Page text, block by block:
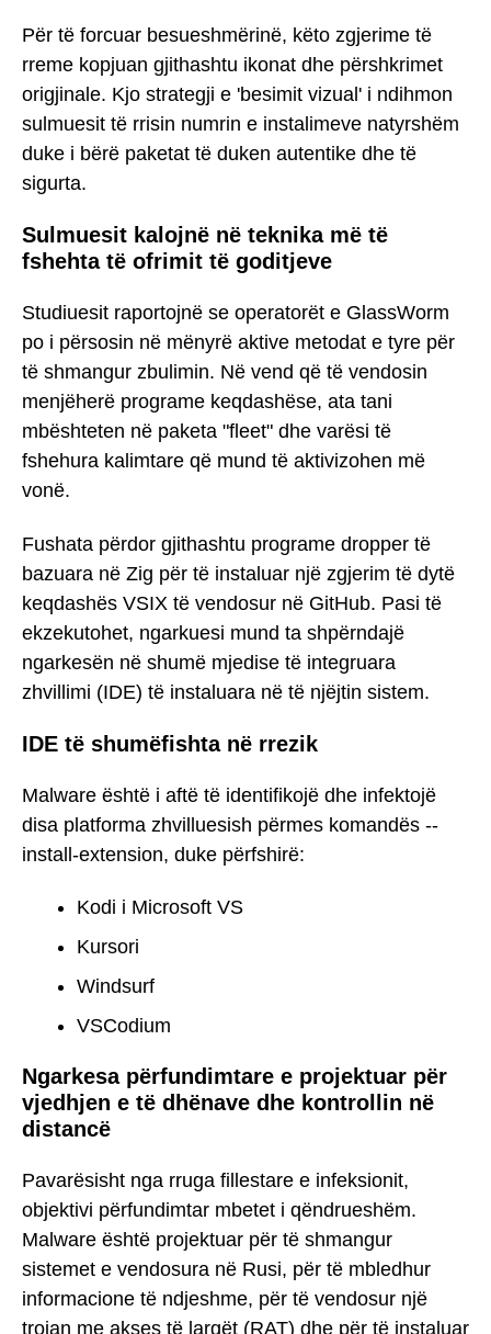
Për të forcuar besueshmërinë, këto zgjerime të
rreme kopjuan gjithashtu ikonat dhe përshkrimet
origjinale. Kjo strategji e 'besimit vizual' i ndihmon
sulmuesit të rrisin numrin e instalimeve natyrshëm
duke i bërë paketat të duken autentike dhe të
sigurta.
Sulmuesit kalojnë në teknika më të
fshehta të ofrimit të goditjeve
Studiuesit raportojnë se operatorët e GlassWorm
po i përsosin në mënyrë aktive metodat e tyre për
të shmangur zbulimin. Në vend që të vendosin
menjëherë programe keqdashëse, ata tani
mbështeten në paketa "fleet" dhe varësi të
fshehura kalimtare që mund të aktivizohen më
vonë.
Fushata përdor gjithashtu programe dropper të
bazuara në Zig për të instaluar një zgjerim të dytë
keqdashës VSIX të vendosur në GitHub. Pasi të
ekzekutohet, ngarkuesi mund ta shpërndajë
ngarkesën në shumë mjedise të integruara
zhvillimi (IDE) të instaluara në të njëjtin sistem.
IDE të shumëfishta në rrezik
Malware është i aftë të identifikojë dhe infektojë
disa platforma zhvilluesish përmes komandës --
install-extension, duke përfshirë:
Kodi i Microsoft VS
Kursori
Windsurf
VSCodium
Ngarkesa përfundimtare e projektuar për
vjedhjen e të dhënave dhe kontrollin në
distancë
Pavarësisht nga rruga fillestare e infeksionit,
objektivi përfundimtar mbetet i qëndrueshëm.
Malware është projektuar për të shmangur
sistemet e vendosura në Rusi, për të mbledhur
informacione të ndjeshme, për të vendosur një
trojan me akses të largët (RAT) dhe për të instaluar